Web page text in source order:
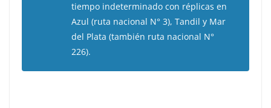
tiempo indeterminado con réplicas en
Azul (ruta nacional N° 3), Tandil y Mar
del Plata (también ruta nacional N°
226).